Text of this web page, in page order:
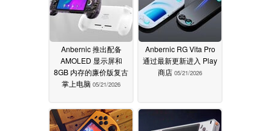
Anbernic 推出配备
AMOLED 显示屏和
8GB 内存的廉价版复古
掌上电脑 05/21/2026
Anbernic RG Vita Pro
通过最新更新进入 Play
商店 05/21/2026